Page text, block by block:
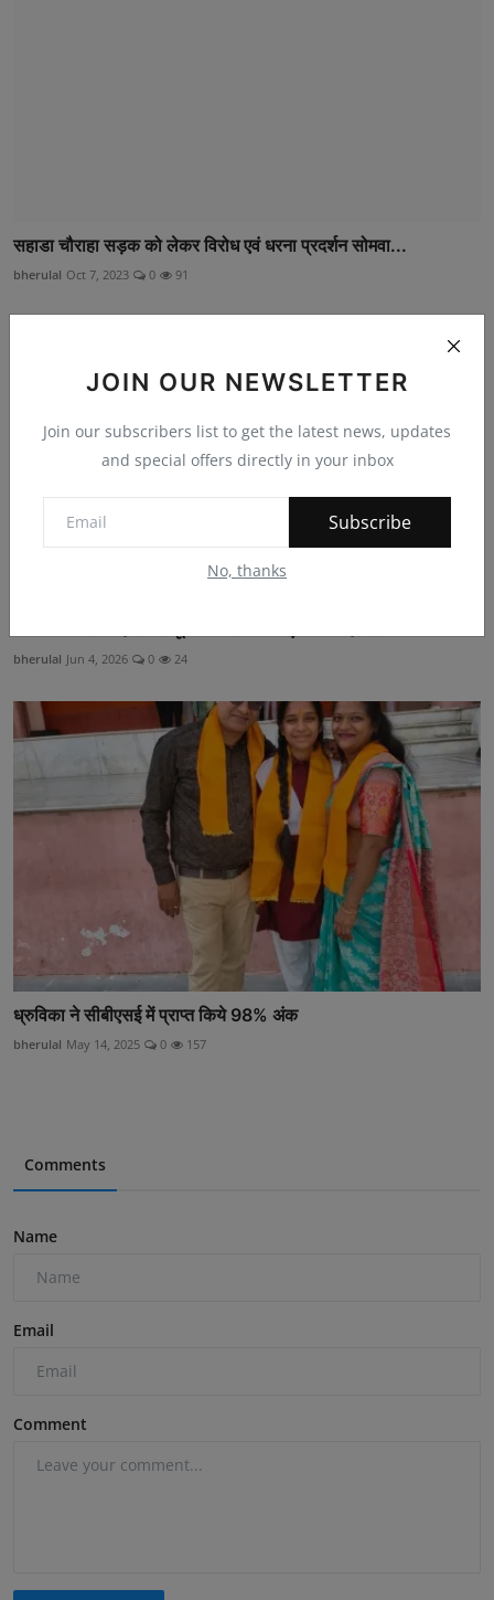
JOIN OUR NEWSLETTER
Join our subscribers list to get the latest news, updates
and special offers directly in your inbox
Subscribe
No, thanks
सहाडा चौराहा सड़क को लेकर विरोध एवं धरना प्रदर्शन सोमवा...
bherulal Oct 7, 2023 0 91
bherulal Jun 4, 2026 0 24
ध्रुविका ने सीबीएसई में प्राप्त किये 98% अंक
bherulal May 14, 2025 0 157
Comments
Name
Email
Comment